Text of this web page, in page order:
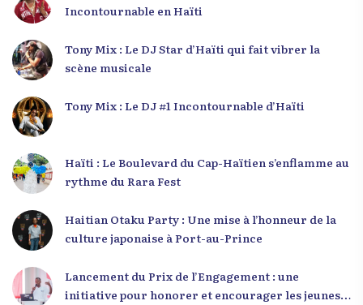
Incontournable en Haïti
Tony Mix : Le DJ Star d’Haïti qui fait vibrer la
scène musicale
Tony Mix : Le DJ #1 Incontournable d’Haïti
Haïti : Le Boulevard du Cap-Haïtien s’enflamme au
rythme du Rara Fest
Haitian Otaku Party : Une mise à l’honneur de la
culture japonaise à Port-au-Prince
Lancement du Prix de l’Engagement : une
initiative pour honorer et encourager les jeunes